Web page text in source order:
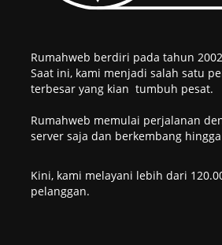
Rumahweb berdiri pada tahun
Saat ini, kami menjadi salah satu
terbesar yang kian tumbuh pesat.
Rumahweb memulai perjalanan
server saja dan berkembang
Kini, kami melayani lebih dari
pelanggan.